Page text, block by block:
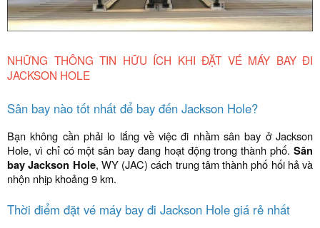
NHỮNG THÔNG TIN HỮU ÍCH KHI ĐẶT VÉ MÁY BAY ĐI
JACKSON HOLE
Sân bay nào tốt nhất để bay đến Jackson Hole?
Bạn không cần phải lo lắng về việc đi nhầm sân bay ở Jackson
Hole, vì chỉ có một sân bay đang hoạt động trong thành phố. Sân
bay Jackson Hole, WY (JAC) cách trung tâm thành phố hối hả và
nhộn nhịp khoảng 9 km.
Thời điểm đặt vé máy bay đi Jackson Hole giá rẻ nhất